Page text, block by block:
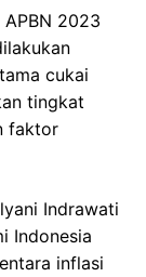
APBN 2023
cukai
tingkat
faktor
Indrawati
Indonesia
inflasi